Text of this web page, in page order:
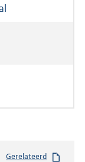
Gerelateerd